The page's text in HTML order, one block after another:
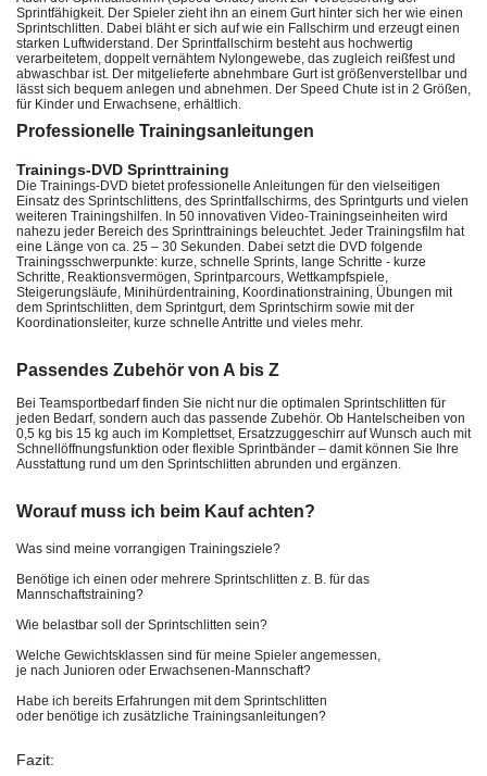
Sprintfähigkeit. Der Spieler zieht ihn an einem Gurt hinter sich her wie einen
Sprintschlitten. Dabei bläht er sich auf wie ein Fallschirm und erzeugt einen
starken Luftwiderstand. Der Sprintfallschirm besteht aus hochwertig
verarbeitetem, doppelt vernähtem Nylongewebe, das zugleich reißfest und
abwaschbar ist. Der mitgelieferte abnehmbare Gurt ist größenverstellbar und
lässt sich bequem anlegen und abnehmen. Der Speed Chute ist in 2 Größen,
für Kinder und Erwachsene, erhältlich.
Professionelle Trainingsanleitungen
Trainings-DVD Sprinttraining
Die Trainings-DVD bietet professionelle Anleitungen für den vielseitigen
Einsatz des Sprintschlittens, des Sprintfallschirms, des Sprintgurts und vielen
weiteren Trainingshilfen. In 50 innovativen Video-Trainingseinheiten wird
nahezu jeder Bereich des Sprinttrainings beleuchtet. Jeder Trainingsfilm hat
eine Länge von ca. 25 – 30 Sekunden. Dabei setzt die DVD folgende
Trainingsschwerpunkte: kurze, schnelle Sprints, lange Schritte - kurze
Schritte, Reaktionsvermögen, Sprintparcours, Wettkampfspiele,
Steigerungsläufe, Minihürdentraining, Koordinationstraining, Übungen mit
dem Sprintschlitten, dem Sprintgurt, dem Sprintschirm sowie mit der
Koordinationsleiter, kurze schnelle Antritte und vieles mehr.
Passendes Zubehör von A bis Z
Bei Teamsportbedarf finden Sie nicht nur die optimalen Sprintschlitten für
jeden Bedarf, sondern auch das passende Zubehör. Ob Hantelscheiben von
0,5 kg bis 15 kg auch im Komplettset, Ersatzzuggeschirr auf Wunsch auch mit
Schnellöffnungsfunktion oder flexible Sprintbänder – damit können Sie Ihre
Ausstattung rund um den Sprintschlitten abrunden und ergänzen.
Worauf muss ich beim Kauf achten?
Was sind meine vorrangigen Trainingsziele?
Benötige ich einen oder mehrere Sprintschlitten z. B. für das
Mannschaftstraining?
Wie belastbar soll der Sprintschlitten sein?
Welche Gewichtsklassen sind für meine Spieler angemessen,
je nach Junioren oder Erwachsenen-Mannschaft?
Habe ich bereits Erfahrungen mit dem Sprintschlitten
oder benötige ich zusätzliche Trainingsanleitungen?
Fazit: